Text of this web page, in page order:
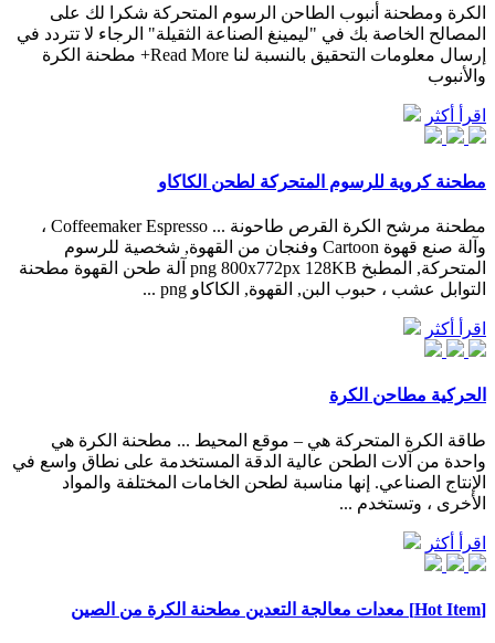
الكرة ومطحنة أنبوب الطاحن الرسوم المتحركة شكرا لك على
المصالح الخاصة بك في "ليمينغ الصناعة الثقيلة" الرجاء لا تتردد في
إرسال معلومات التحقيق بالنسبة لنا Read More+ مطحنة الكرة
والأنبوب
اقرأ أكثر
مطحنة كروية للرسوم المتحركة لطحن الكاكاو
مطحنة مرشح الكرة القرص طاحونة ... Coffeemaker Espresso ،
وآلة صنع قهوة Cartoon وفنجان من القهوة, شخصية للرسوم
المتحركة, المطبخ png 800x772px 128KB آلة طحن القهوة مطحنة
التوابل عشب ، حبوب البن, القهوة, الكاكاو png ...
اقرأ أكثر
الحركية مطاحن الكرة
طاقة الكرة المتحركة هي – موقع المحيط ... مطحنة الكرة هي
واحدة من آلات الطحن عالية الدقة المستخدمة على نطاق واسع في
الإنتاج الصناعي. إنها مناسبة لطحن الخامات المختلفة والمواد
الأخرى ، وتستخدم ...
اقرأ أكثر
[Hot Item] معدات معالجة التعدين مطحنة الكرة من الصين